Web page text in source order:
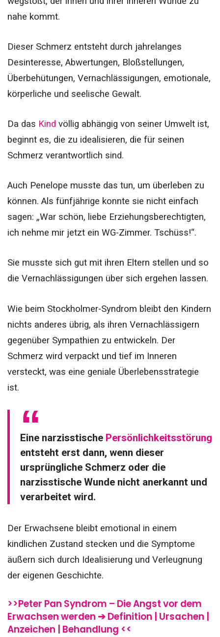
nahe kommt.
Dieser Schmerz entsteht durch jahrelanges
Desinteresse, Abwertungen, Bloßstellungen,
Überbehütungen, Vernachlässigungen, emotionale,
körperliche und seelische Gewalt.
Da das Kind völlig abhängig von seiner Umwelt ist,
beginnt es, die zu idealisieren, die für seinen
Schmerz verantwortlich sind.
Auch Penelope musste das tun, um überleben zu
können. Als fünfjährige konnte sie nicht einfach
sagen: „War schön, liebe Erziehungsberechtigten,
ich nehme mir jetzt ein WG-Zimmer. Tschüss!“.
Sie musste sich gut mit ihren Eltern stellen und so
die Vernachlässigungen über sich ergehen lassen.
Wie beim Stockholmer-Syndrom bleibt den Kindern
nichts anderes übrig, als ihren Vernachlässigern
gegenüber Sympathien zu entwickeln. Der
Schmerz wird verpackt und tief im Inneren
versteckt, was eine geniale Überlebensstrategie
ist.
Eine narzisstische Persönlichkeitsstörung
entsteht erst dann, wenn dieser
ursprüngliche Schmerz oder die
narzisstische Wunde nicht anerkannt und
verarbeitet wird.
Der Erwachsene bleibt emotional in einem
kindlichen Zustand stecken und die Symptome
äußern sich durch Idealisierung und Verleugnung
der eigenen Geschichte.
>>Peter Pan Syndrom – Die Angst vor dem
Erwachsen werden ➔ Definition | Ursachen |
Anzeichen | Behandlung <<